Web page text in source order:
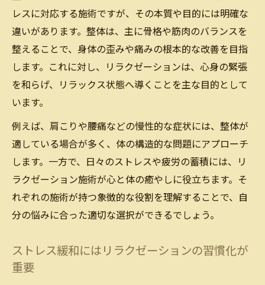
レスに対応する施術ですが、その本質や目的には明確な
違いがあります。整体は、主に骨格や筋肉のバランスを
整えることで、身体の歪みや痛みの根本的な改善を目指
します。これに対し、リラクゼーションは、心身の緊張
を和らげ、リラックス状態へ導くことを主な目的として
います。
例えば、肩こりや腰痛などの慢性的な症状には、整体が
適している場合が多く、体の構造的な問題にアプローチ
します。一方で、日々のストレスや疲労の蓄積には、リ
ラクゼーション施術が心と体の癒やしに役立ちます。そ
れぞれの施術が持つ象徴的な役割を理解することで、自
分の悩みに合った適切な選択ができるでしょう。
ストレス緩和にはリラクゼーションの習慣化が
重要